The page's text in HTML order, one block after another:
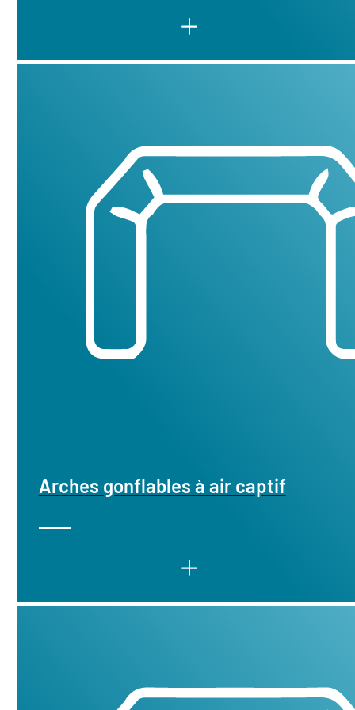
Arches gonflables à air captif